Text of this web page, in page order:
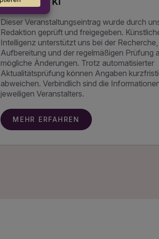
Dieser Veranstaltungseintrag wurde durch
Redaktion geprüft und freigegeben.
Intelligenz unterstützt uns bei der
Aufbereitung und der regelmäßigen Prüfung
mögliche Änderungen. Trotz automatisierter
Aktualitätsprüfung können Angaben
abweichen. Verbindlich sind die
jeweiligen Veranstalters.
MEHR ERFAHREN